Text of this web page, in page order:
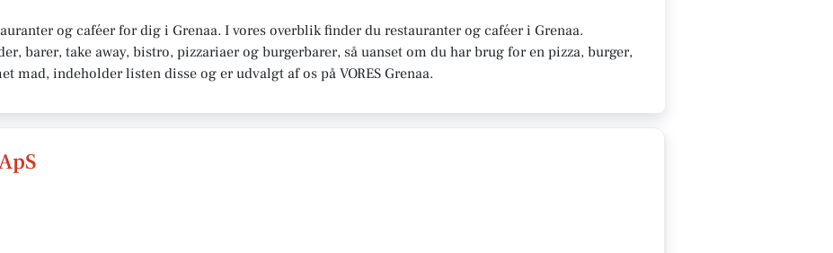
og caféer for dig i Grenaa. I vores overblik finder du restauranter og caféer i Grenaa.
barer, take away, bistro, pizzariaer og burgerbarer, så uanset om du har brug for en pizza, burger,
mad, indeholder listen disse og er udvalgt af os på VORES Grenaa.